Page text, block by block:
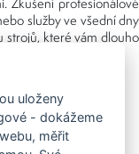
služby ve všední dny
strojů, které vám dlouho
uloženy
- dokážeme
měřit